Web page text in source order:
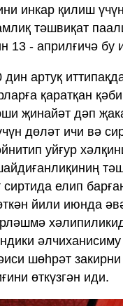
инкар қилиш
тәшвиқат
13 - априлғичә бу
артуқ
қаратқан
җинайәт дәп
дөләт ичи вә
уйғур
сиртида елип
йили июнда
шөһрәт
өткүзгән иди.